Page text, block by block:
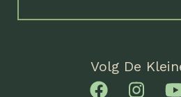
Volg De